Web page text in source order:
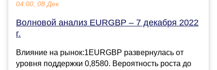
04:00, 08 Дек
Волновой анализ EURGBP – 7 декабря 2022
г.
Влияние на рынок:1EURGBP развернулась от
уровня поддержки 0,8580. Вероятность роста до